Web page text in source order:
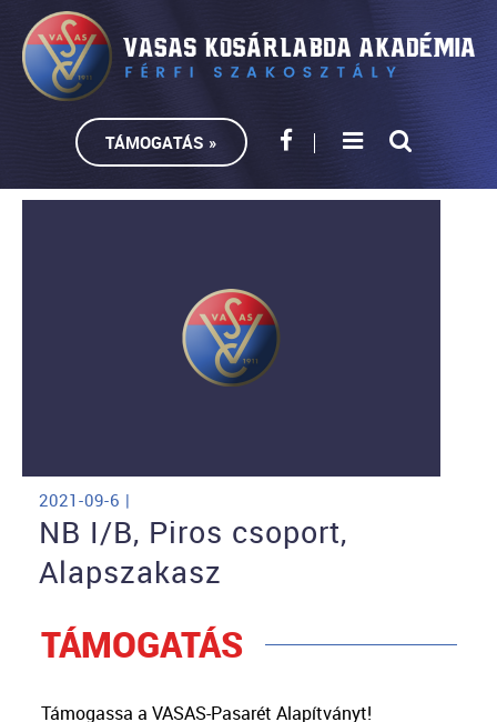
TÁMOGATÁS »
2021-09-6 |
NB I/B, Piros csoport,
Alapszakasz
TÁMOGATÁS
Támogassa a VASAS-Pasarét Alapítványt!